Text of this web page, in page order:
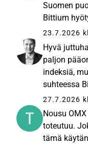
Suomen
Bittium
on myyty
odotatko
onko Nokia
23.7.2026
Hyvä
paljon
indeksiä,
suhteessa
vaihtoon.
on ikävästi
Nousu
toteutuu.
tämä